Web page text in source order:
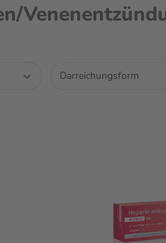
Darreichungsform